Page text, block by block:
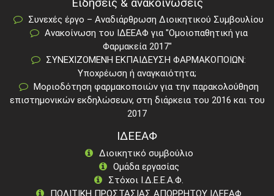
Συνεχές έργο – Αναδιάρθρωση Διοικητικού Συμβουλίου
Ανακοίνωση του ΙΔΕΕΑΦ για "Ομοιοπαθητική για
Φαρμακεία 2017"
ΣΥΝΕΧΙΖΟΜΕΝΗ ΕΚΠΑΙΔΕΥΣΗ ΦΑΡΜΑΚΟΠΟΙΩΝ:
Υποχρέωση ή αναγκαιότητα;
Μοριοδότηση φαρμακοποιών για την παρακολούθηση
επιστημονικών εκδηλώσεων, στη διάρκεια του 2016 και του
2017
ΙΔΕΕΑΦ
Διοικητικό συμβούλιο
Ομάδα εργασίας
Στόχοι Ι.Δ.Ε.Ε.Α.Φ.
ΠΟΛΙΤΙΚΗ ΠΡΟΣΤΑΣΙΑΣ ΑΠΟΡΡΗΤΟΥ ΙΔΕΕΑΦ